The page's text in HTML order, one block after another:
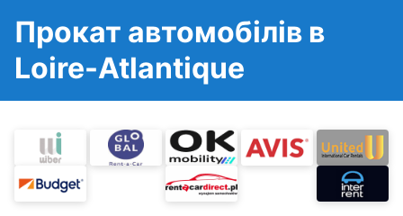
Прокат автомобілів в
Loire-Atlantique